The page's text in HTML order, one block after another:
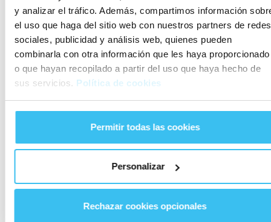
y analizar el tráfico. Además, compartimos información
el uso que haga del sitio web con nuestros partners de redes
sociales, publicidad y análisis web, quienes pueden
combinarla con otra información que les haya proporcionado
o que hayan recopilado a partir del uso que haya hecho de
sus servicios. Política de cookies
Permitir todas las cookies
Personalizar
Rechazar cookies opcionales
zu Ihren
Anforderungen ;)
Hier zeigen wir Ihnen, was wir Ihnen anbieten können: